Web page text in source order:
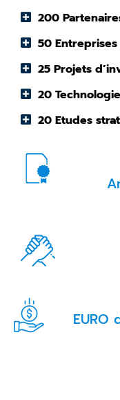
200
50
25 Projets
20
20 Etudes
EURO